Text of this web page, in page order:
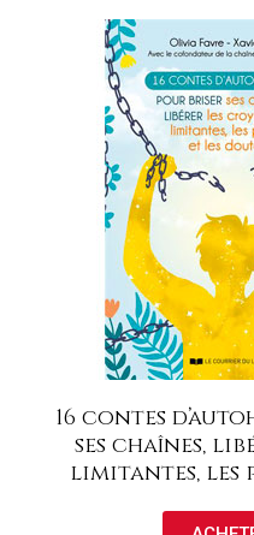
16 contes
ses chaînes,
limitantes, les